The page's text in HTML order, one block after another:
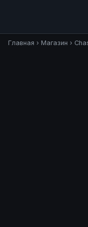
Главная › Магазин ›